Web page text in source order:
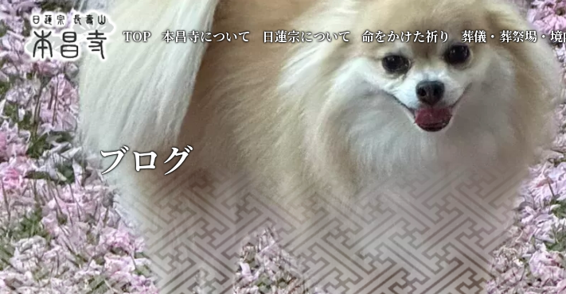
TOP 本昌寺について 日蓮宗について 命をかけた祈り 葬儀・葬祭場・
ブログ